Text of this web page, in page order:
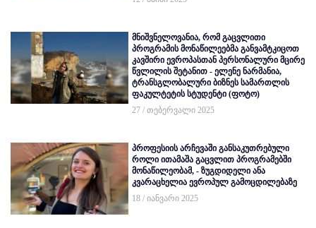
მნიშვნელოვანია, რომ გაცვლითი
პროგრამის მონაწილეებმა განვამტკიცოთ
კავშირი ევროპასთან პერსონალური მცირე
წვლილის შეტანით - ელენე ნარმანია,
ტრანსგლობალური ბიზნეს სამართლის
ფაკულტეტის სტუდენტი (ფოტო)
27 / თებერვალი 2025
პროფესიის არჩევაში განსაკუთრებული
როლი ითამაშა გაცვლით პროგრამებში
მონაწილეობამ, - ზუგდიდელი ანა
კვარაცხელია ევროპულ გამოცდილებაზე
18 / იანვარი 2025